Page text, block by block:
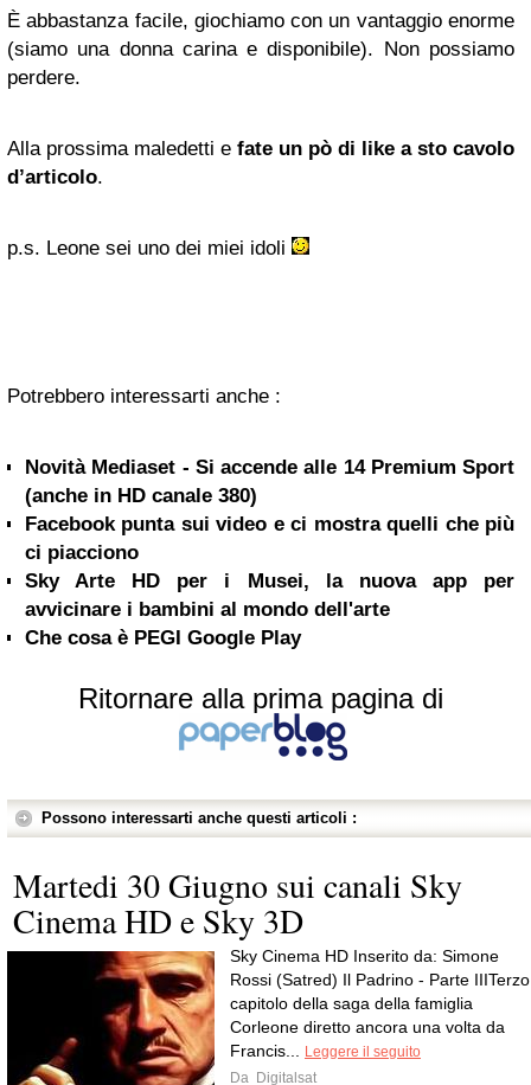
È abbastanza facile, giochiamo con un vantaggio enorme
(siamo una donna carinaedisponibile). Non possiamo
perdere.
Alla prossima maledetti e fate un pò di like a sto cavolo
d’articolo.
p.s. Leone sei uno dei miei idoli
Potrebbero interessarti anche :
Novità Mediaset - Si accende alle 14 Premium Sport
(anche in HD canale 380)
Facebook punta sui video e ci mostra quelli che più
ci piacciono
Sky Arte HD per i Musei, la nuova app per
avvicinare i bambini al mondo dell'arte
Che cosa è PEGI Google Play
Ritornare alla prima pagina di
Possono interessarti anche questi articoli :
Martedi 30 Giugno sui canali Sky
Cinema HD e Sky 3D
Sky Cinema HD Inserito da: Simone
Rossi (Satred) Il Padrino - Parte IIITerzo
capitolo della saga della famiglia
Corleone diretto ancora una volta da
Francis...
Leggere il seguito
Da Digitalsat